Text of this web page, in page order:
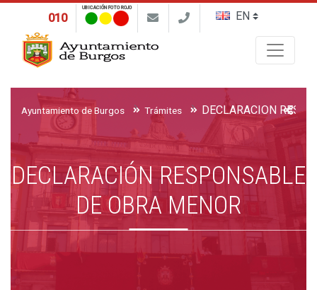
010
UBICACIÓN FOTO ROJO
Ayuntamiento de Burgos Trámites
DECLARACIÓN RESPONSABLE
DE OBRA MENOR